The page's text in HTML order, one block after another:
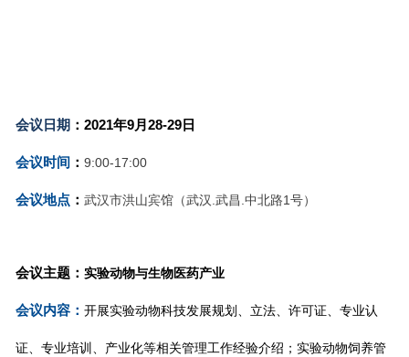
会议日期 ： 2021年9月28-29日
会议时间 ： 9:00-17:00
会议地点： 武汉市洪山宾馆（武汉.武昌.中北路1号）
会议主题： 实验动物与生物医药产业
会议内容： 开展实验动物科技发展规划、立法、许可证、专业认
证、专业培训、产业化等相关管理工作经验介绍；实验动物饲养管